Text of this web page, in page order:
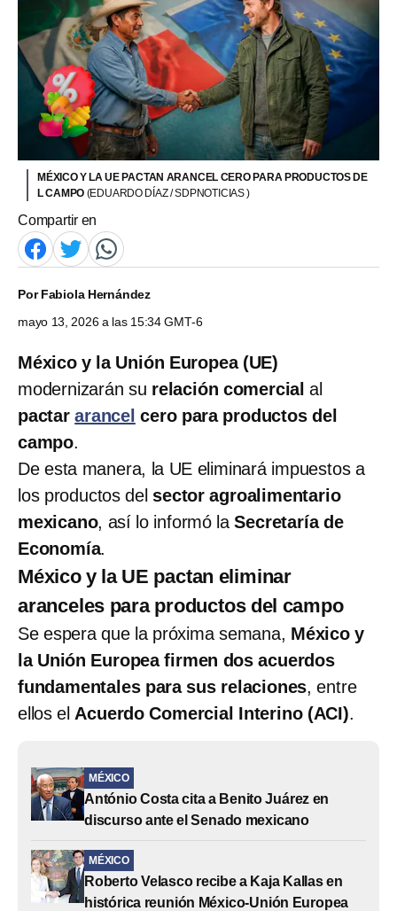
MÉXICO Y LA UE PACTAN ARANCEL CERO PARA PRODUCTOS DE
L CAMPO (EDUARDO DÍAZ / SDPNOTICIAS )
Compartir en
PorFabiola Hernández
mayo 13, 2026 a las 15:34 GMT-6
México y la Unión Europea (UE)
modernizarán su relación comercial al
pactararancel cero para productos del
campo.
De esta manera, la UE eliminará impuestos a
los productos del sector agroalimentario
mexicano, así lo informó laSecretaría de
Economía.
México y la UE pactan eliminar
aranceles para productos del campo
Se espera que la próxima semana, México y
la Unión Europea firmen dos acuerdos
fundamentales para sus relaciones, entre
ellos el Acuerdo Comercial Interino (ACI).
MÉXICO
António Costa cita a Benito Juárez en
discurso ante el Senado mexicano
MÉXICO
Roberto Velasco recibe a Kaja Kallas en
histórica reunión México-Unión Europea